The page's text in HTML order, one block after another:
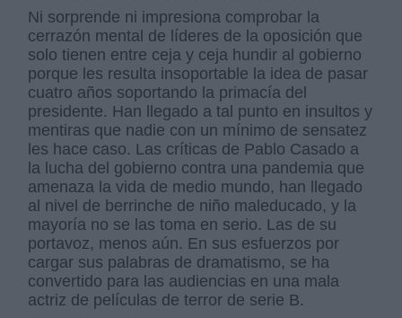
Ni sorprende ni impresiona comprobar la
cerrazón mental de líderes de la oposición que
solo tienen entre ceja y ceja hundir al gobierno
porque les resulta insoportable la idea de pasar
cuatro años soportando la primacía del
presidente. Han llegado a tal punto en insultos y
mentiras que nadie con un mínimo de sensatez
les hace caso. Las críticas de Pablo Casado a
la lucha del gobierno contra una pandemia que
amenaza la vida de medio mundo, han llegado
al nivel de berrinche de niño maleducado, y la
mayoría no se las toma en serio. Las de su
portavoz, menos aún. En sus esfuerzos por
cargar sus palabras de dramatismo, se ha
convertido para las audiencias en una mala
actriz de películas de terror de serie B.